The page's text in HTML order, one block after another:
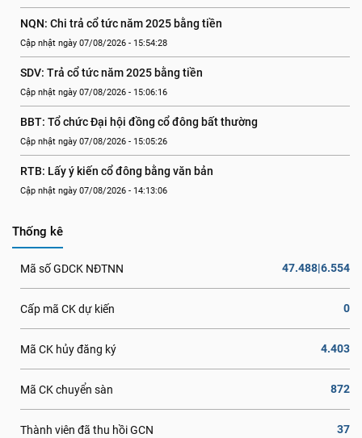
NQN: Chi trả cổ tức năm 2025 bằng tiền
Cập nhật ngày 07/08/2026 - 15:54:28
SDV: Trả cổ tức năm 2025 bằng tiền
Cập nhật ngày 07/08/2026 - 15:06:16
BBT: Tổ chức Đại hội đồng cổ đông bất thường
Cập nhật ngày 07/08/2026 - 15:05:26
RTB: Lấy ý kiến cổ đông bằng văn bản
Cập nhật ngày 07/08/2026 - 14:13:06
Thống kê
Mã số GDCK NĐTNN 47.488|6.554
Cấp mã CK dự kiến 0
Mã CK hủy đăng ký 4.403
Mã CK chuyển sàn 872
Thành viên đã thu hồi GCN 37